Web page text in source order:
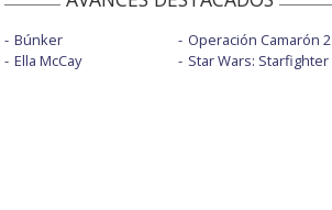
Búnker
Ella McCay
Operación Camarón 2
Star Wars: Starfighter